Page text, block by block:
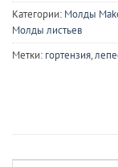
Категории: Молды
Молды листьев
Метки: гортензия,